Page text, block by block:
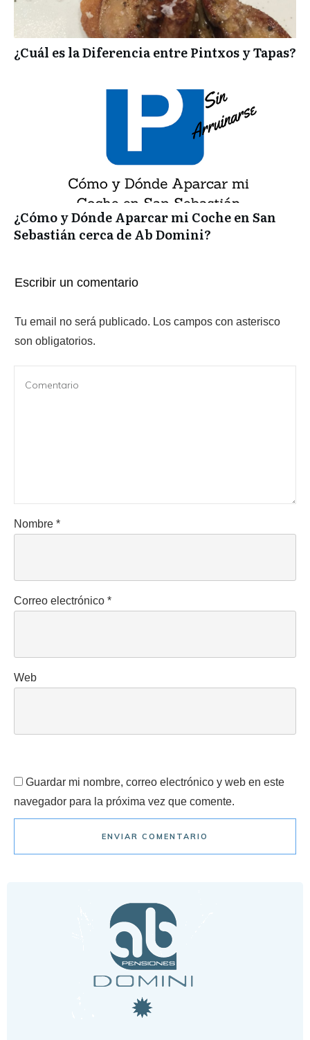
¿Cuál es la Diferencia entre Pintxos y Tapas?
¿Cómo y Dónde Aparcar mi Coche en San
Sebastián cerca de Ab Domini?
Escribir un comentario
Tu email no será publicado. Los campos con asterisco
son obligatorios.
Nombre *
Correo electrónico *
Web
Guardar mi nombre, correo electrónico y web en este
navegador para la próxima vez que comente.
ENVIAR COMENTARIO